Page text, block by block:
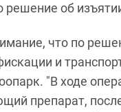
об
что по
и
"В ходе
препарат,